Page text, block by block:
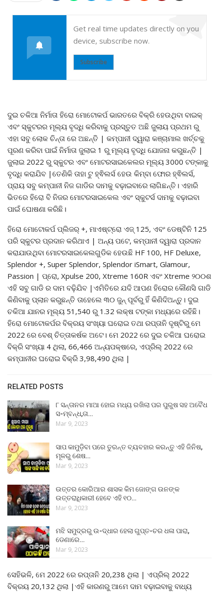
Get real time updates directly on you
device, subscribe now.
Subscribe
ଦୁଇ ଚକିଆ ନିର୍ମାତା ହିରୋ ମୋଟୋକର୍ପ ଭାରତରେ ବିକ୍ରି ହେଉଥିବା ବାଇକ୍
ଏବଂ ସ୍କୁଟରର ମୂଲ୍ୟ ବୃଦ୍ଧି କରିବାକୁ ପ୍ରସ୍ତୁତ ଅଛି ଜୁଲାୟ ପ୍ରଥମ ରୁ
ଏହା ସବୁ ଲୋକ ଚିନ୍ତା ରେ ଅଛନ୍ତି | କମ୍ପାନୀ ଦ୍ୱାରା କଞ୍ଚାମାଲ ଖର୍ଚ୍ଚକୁ
ପୂରଣ କରିବା ପାଇଁ ନିର୍ମାତା ଜୁଲାଇ 1 ରୁ ମୂଲ୍ୟ ବୃଦ୍ଧି ଯୋଜନା କରୁଛନ୍ତି |
ଜୁଲାଇ 2022 ରୁ ସ୍କୁଟର ଏବଂ ମୋଟରସାଇକେଲର ମୂଲ୍ୟ 3000 ଟଙ୍କାକୁ
ବୃଦ୍ଧି କରାଯିବ |ତେଣିକି ତାହା ଟୁ ହ୍ଵିଲର୍ସ ହେଉ କିମ୍ବା ଫୋର ହ୍ଵିଲର୍ସ,
ପ୍ରାୟ ସବୁ କମ୍ପାନୀ ନିଜ ଗାଡିର ଦାମକୁ ବଢ଼ାଇବାରେ ଲାଗିଛନ୍ତି। ଏହାରି
ଭିତରେ ହିରୋ ବି ନିଜର ମୋଟରସାଇକେଲ ଏବଂ ସ୍କୁଟର୍ସ ଦାମକୁ ବଢ଼ାଇବା
ପାଇଁ ଘୋଷଣା କରିଛି।
ହିରୋ ମୋଟୋକର୍ପ ପ୍ଲିଜର୍ +, ମାଏଷ୍ଟ୍ରୋ ଏଜ୍ 125, ଏବଂ ଡେଷ୍ଟିନି 125
ପରି ସ୍କୁଟର ପ୍ରଦାନ କରିଥାଏ | ଅନ୍ୟ ପଟେ, କମ୍ପାନୀ ଦ୍ୱାରା ପ୍ରଦାନ
କରାଯାଉଥିବା ମୋଟରସାଇକେଲଗୁଡିକ ହେଉଛି HF 100, HF Deluxe,
Splendor +, Super Splendor, Splendor iSmart, Glamour,
Passion | ପ୍ରୋ, Xpulse 200, Xtreme 160R ଏବଂ Xtreme ୨୦୦ଶ
ଏହି ସବୁ ଗାଡି ର ଦାମ ବଢ଼ିଯିବ |ଏମିତିରେ ଯଦି ଆପଣ ହିରୋର କୌଣସି ଗାଡି
କିଣିବାକୁ ପ୍ଲାନ କରୁଛନ୍ତି ତାହେଲେ ୩୦ ଜୁନ୍‌ ପୂର୍ବରୁ ହିଁ କିଣିଦିଅନ୍ତୁ। ଦୁଇ
ଚକିଆ ଯାନର ମୂଲ୍ୟ 51,540 ରୁ 1.32 ଲକ୍ଷ ଟଙ୍କା ମଧ୍ୟରେ ରହିଛି।
ହିରୋ ମୋଟୋକର୍ପର ବିକ୍ରୟ ସଂଖ୍ୟା ଘରୋଇ ତଥା ରପ୍ତାନି ଦୃଷ୍ଟିରୁ ମେ
2022 ରେ ବେଶ୍ ଚିତ୍ତାକର୍ଷକ ଅଟେ। ମେ 2022 ରେ ଦୁଇ ଚକିଆ ଘରୋଇ
ବିକ୍ରି ସଂଖ୍ୟା 4 ଥିଲା, 66,466 ଅନ୍ୟପକ୍ଷରେ, ଏପ୍ରିଲ୍ 2022 ରେ
କମ୍ପାନୀର ଘରୋଇ ବିକ୍ରି 3,98,490 ଥିଲା |
RELATED POSTS
୮ ସନ୍ତାନର ମାଆ ହୋଇ ମଧ୍ୟ ରଖିଲା ପର ପୁରୁଷ ସହ ଅବୈଧ
ସ-ମ୍ବନ୍ଧ,ତା…
Mar 9, 2023
ସାପ କାମୁଡ଼ିବା ପରେ ତୁରନ୍ତ ବ୍ୟବହାର କରନ୍ତୁ ଏହି ଜିନିଷ,
ମୂଳରୁ ଶେଷ…
Mar 9, 2023
ଉତ୍ତର କୋରିଆର ଶାସକ କିମ ଜୋଙ୍ଗ ଉନଙ୍କ
ଉତ୍ତରାଧିକାରୀ ହେବେ ଏହି ୧୦…
Mar 9, 2023
ମଝି ସମୁଦ୍ରରୁ ଉ-ଦ୍ଧାର ହେଲା ଗୁପ୍ତ-ଚର ଧଳା ପାରା,
ଡେଣାରେ…
Mar 9, 2023
ସେହିଭଳି, ମେ 2022 ରେ ରପ୍ତାନି 20,238 ଥିଲା | ଏପ୍ରିଲ୍ 2022
ବିକ୍ରୟ 20,132 ଥିଲା |ଏହି କାରଣରୁ ଆମେ ଦାମ ବଢ଼ାଇବାକୁ ବାଧ୍ୟ